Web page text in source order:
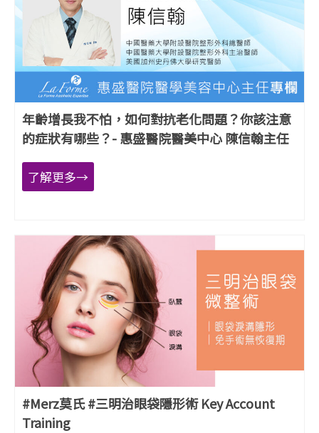
年齡增長我不怕，如何對抗老化問題？你該注意
的症狀有哪些？- 惠盛醫院醫美中心 陳信翰主任
了解更多→
#Merz莫氏 #三明治眼袋隱形術 Key Account
Training